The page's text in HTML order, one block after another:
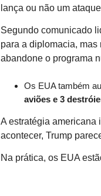
lança ou não um
Segundo comunicado
para a diplomacia, mas
abandone o programa
Os EUA também
aviões e 3
A estratégia americana
acontecer, Trump
Na prática, os EUA